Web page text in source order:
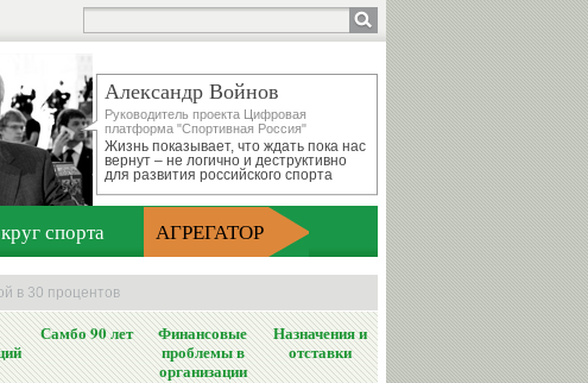
Александр Войнов
Руководитель проекта Цифровая
платформа "Спортивная Россия"
Жизнь показывает, что ждать пока нас
вернут – не логично и деструктивно
для развития российского спорта
спорта АГРЕГАТОР
в 30 процентов
Самбо 90 лет
Финансовые
проблемы в
организации
Назначения и
отставки